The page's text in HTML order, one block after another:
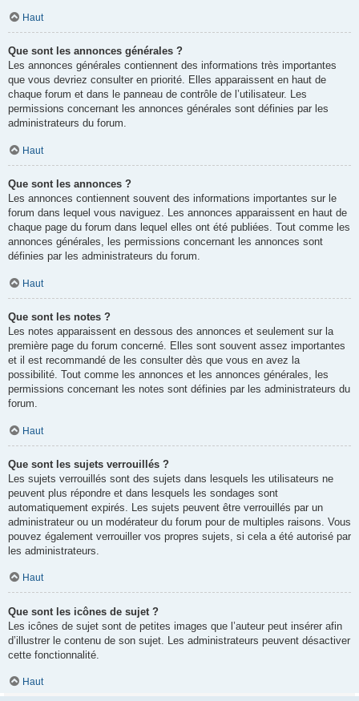
Haut
Que sont les annonces générales ?
Les annonces générales contiennent des informations très importantes
que vous devriez consulter en priorité. Elles apparaissent en haut de
chaque forum et dans le panneau de contrôle de l’utilisateur. Les
permissions concernant les annonces générales sont définies par les
administrateurs du forum.
Haut
Que sont les annonces ?
Les annonces contiennent souvent des informations importantes sur le
forum dans lequel vous naviguez. Les annonces apparaissent en haut de
chaque page du forum dans lequel elles ont été publiées. Tout comme les
annonces générales, les permissions concernant les annonces sont
définies par les administrateurs du forum.
Haut
Que sont les notes ?
Les notes apparaissent en dessous des annonces et seulement sur la
première page du forum concerné. Elles sont souvent assez importantes
et il est recommandé de les consulter dès que vous en avez la
possibilité. Tout comme les annonces et les annonces générales, les
permissions concernant les notes sont définies par les administrateurs du
forum.
Haut
Que sont les sujets verrouillés ?
Les sujets verrouillés sont des sujets dans lesquels les utilisateurs ne
peuvent plus répondre et dans lesquels les sondages sont
automatiquement expirés. Les sujets peuvent être verrouillés par un
administrateur ou un modérateur du forum pour de multiples raisons. Vous
pouvez également verrouiller vos propres sujets, si cela a été autorisé par
les administrateurs.
Haut
Que sont les icônes de sujet ?
Les icônes de sujet sont de petites images que l’auteur peut insérer afin
d’illustrer le contenu de son sujet. Les administrateurs peuvent désactiver
cette fonctionnalité.
Haut